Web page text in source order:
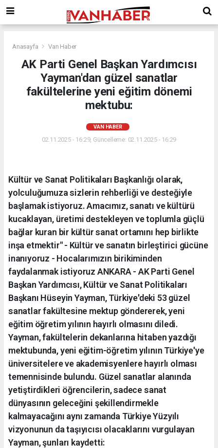
Anasayfa Van Haber
AK Parti Genel Başkan Yardımcısı
Yayman'dan güzel sanatlar
fakültelerine yeni eğitim dönemi
mektubu:
VAN HABER
02.11.2025 - 16:29, Güncelleme: 02.11.2025 - 16:29
Kültür ve Sanat Politikaları Başkanlığı olarak,
yolculuğumuza sizlerin rehberliği ve desteğiyle
başlamak istiyoruz. Amacımız, sanatı ve kültürü
kucaklayan, üretimi destekleyen ve toplumla güçlü
bağlar kuran bir kültür sanat ortamını hep birlikte
inşa etmektir" - ⁠Kültür ve sanatın birleştirici gücüne
inanıyoruz - ⁠Hocalarımızın birikiminden
faydalanmak istiyoruz ANKARA - AK Parti Genel
Başkan Yardımcısı, Kültür ve Sanat Politikaları
Başkanı Hüseyin Yayman, Türkiye'deki 53 güzel
sanatlar fakültesine mektup göndererek, yeni
eğitim öğretim yılının hayırlı olmasını diledi.
Yayman, fakültelerin dekanlarına hitaben yazdığı
mektubunda, yeni eğitim-öğretim yılının Türkiye'ye
üniversitelere ve akademisyenlere hayırlı olması
temennisinde bulundu. Güzel sanatlar alanında
yetiştirdikleri öğrencilerin, sadece sanat
dünyasının geleceğini şekillendirmekle
kalmayacağını aynı zamanda Türkiye Yüzyılı
vizyonunun da taşıyıcısı olacaklarını vurgulayan
Yayman, şunları kaydetti: